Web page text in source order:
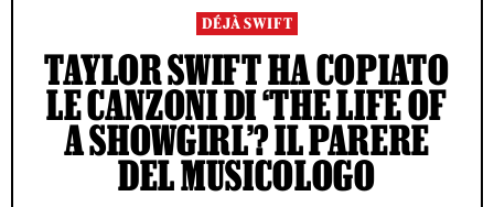
DÉJÀ SWIFT
TAYLOR SWIFT HA COPIATO
LE CANZONI DI ‘THE LIFE OF
A SHOWGIRL’? IL PARERE
DEL MUSICOLOGO